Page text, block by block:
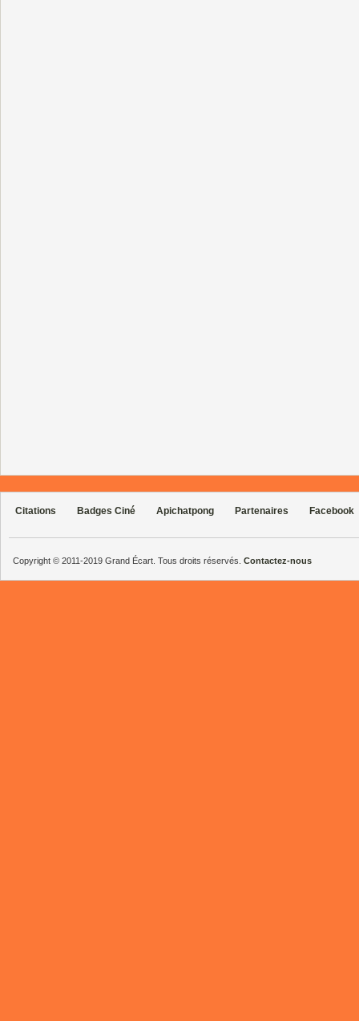
Citations Badges Ciné Apichatpong Partenaires Facebook
Copyright © 2011-2019 Grand Écart. Tous droits réservés. Contactez-nous